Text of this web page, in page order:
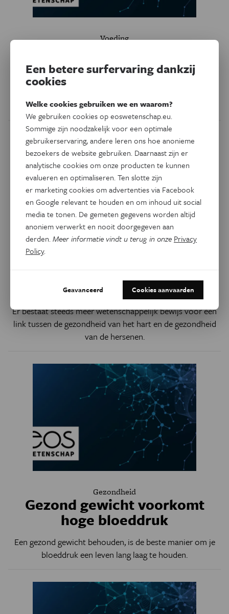
Voeding
Kunnen voedingsmiddelen echt helpen in de strijd tegen
hart- en vaatziekten, artritis en dementie?
DoorClaudia Wallis
mogelijk de kans op dementie
Er bestaat steeds meer wetenschappelijk bewijs voor een
link tussen de gezondheid van het hart en de gezondheid
van de hersenen.
Gezondheid
Gezond gewicht voorkomt
hoge bloeddruk
Een gezond gewicht behouden, is de beste manier om je
bloeddruk een leven lang laag te houden.
Een betere surfervaring dankzij
cookies
Welke cookies gebruiken we en waarom?
We gebruiken cookies op eoswetenschap.eu.
Sommige zijn noodzakelijk voor een optimale
gebruikerservaring, andere leren ons hoe anonieme
bezoekers de website gebruiken. Daarnaast zijn er
analytische cookies om onze producten te kunnen
evalueren en optimaliseren. Ten slotte zijn
er marketing cookies om advertenties via Facebook
en Google relevant te houden en om inhoud uit social
media te tonen. De gemeten gegevens worden altijd
anoniem verwerkt en nooit doorgegeven aan
derden.Meer informatie vindt u terug in onze Privacy
Policy.
Geavanceerd Cookies aanvaarden